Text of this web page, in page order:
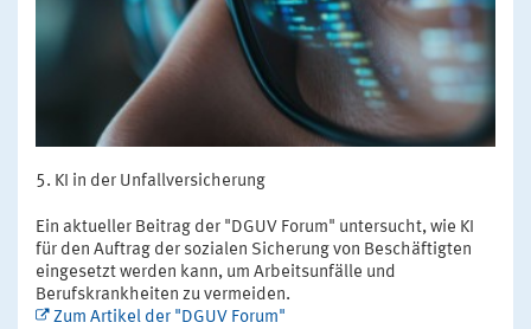
KI in der Unfallversicherung
Ein aktueller Beitrag der "DGUV Forum" untersucht, wie KI
für den Auftrag der sozialen Sicherung von Beschäftigten
eingesetzt werden kann, um Arbeitsunfälle und
Berufskrankheiten zu vermeiden.
Zum Artikel der "DGUV Forum"